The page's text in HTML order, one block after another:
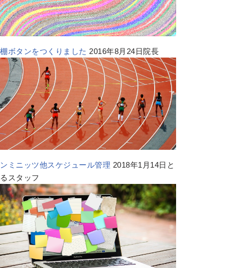
ボタンをつくりました 2016年8月24日院長
ミニッツ他スケジュール管理 2018年1月14日と
スタッフ